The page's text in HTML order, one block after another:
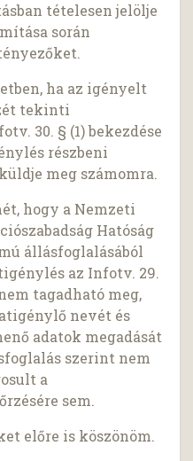
tételesen jelölje
során
ha az igényelt
tekinti
30. § (1) bekezdése
részbeni
meg számomra.
hogy a Nemzeti
Hatóság
állásfoglalásából
az Infotv. 29.
tagadható meg,
nevét és
adatok megadását
szerint nem
a
sem.
előre is köszönöm.